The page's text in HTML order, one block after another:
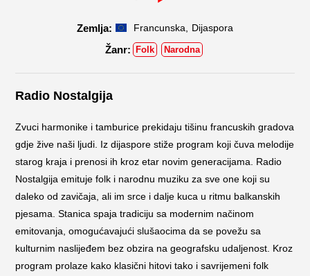
Francunska Dijaspora
Folk Narodna
Radio Nostalgija
Zvuci harmonike i tamburice prekidaju tišinu francuskih gradova
gdje žive naši ljudi. Iz dijaspore stiže program koji čuva melodije
starog kraja i prenosi ih kroz etar novim generacijama. Radio
Nostalgija emituje folk i narodnu muziku za sve one koji su
daleko od zavičaja, ali im srce i dalje kuca u ritmu balkanskih
pjesama. Stanica spaja tradiciju sa modernim načinom
emitovanja, omogućavajući slušaocima da se povežu sa
kulturnim naslijeđem bez obzira na geografsku udaljenost. Kroz
program prolaze kako klasični hitovi tako i savrijemeni folk